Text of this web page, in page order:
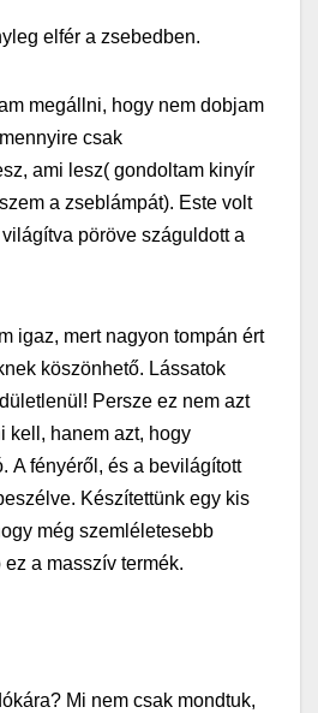
elfér a zsebedben.
megállni, hogy nem dobjam
csak
ami lesz( gondoltam kinyír
a zseblámpát). Este volt
pöröve száguldott a
igaz, mert nagyon tompán ért
köszönhető. Lássatok
Persze ez nem azt
kell, hanem azt, hogy
A fényéről, és a bevilágított
Készítettünk egy kis
még szemléletesebb
a masszív termék.
Mi nem csak mondtuk,